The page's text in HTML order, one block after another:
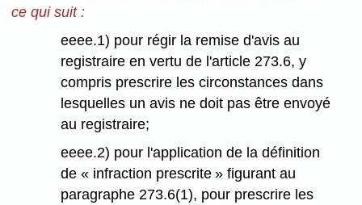
ce qui suit :
eeee.1) pour régir la remise d'avis au
registraire en vertu de l'article 273.6, y
compris prescrire les circonstances dans
lesquelles un avis ne doit pas être envoyé
au registraire;
eeee.2) pour l'application de la définition
de « infraction prescrite » figurant au
paragraphe 273.6(1), pour prescrire les